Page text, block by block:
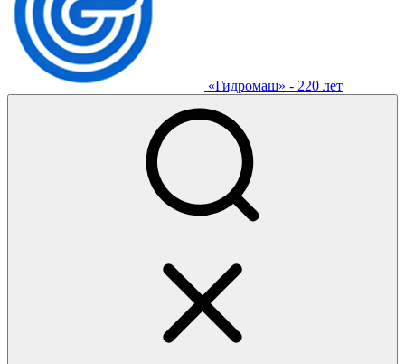
«Гидромаш» - 220 лет